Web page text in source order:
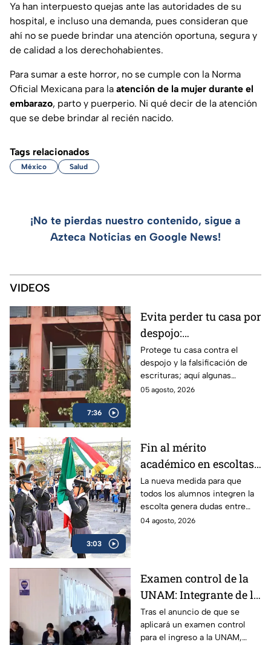
Ya han interpuesto quejas ante las autoridades de su
hospital, e incluso una demanda, pues consideran que
ahí no se puede brindar una atención oportuna, segura y
de calidad a los derechohabientes.
Para sumar a este horror, no se cumple con la Norma
Oficial Mexicana para la atención de la mujer durante el
embarazo, parto y puerperio. Ni qué decir de la atención
que se debe brindar al recién nacido.
Tags relacionados
México Salud
¡No te pierdas nuestro contenido, sigue a
Azteca Noticias en Google News!
VIDEOS
7:36
Evita perder tu casa por
despojo:
Recomendaciones
notariales para blindar
tu patrimonio en CDMX
Protege tu casa contra el
despojo y la falsificación de
escrituras; aquí algunas
recomendaciones de expertos
05 agosto, 2026
3:03
Fin al mérito
académico en escoltas
escolares: La nueva
medida de equidad que
divide a padres y
expertos
La nueva medida para que
todos los alumnos integren la
escolta genera dudas entre
padres y especialistas. Así
04 agosto, 2026
Examen control de la
UNAM: Integrante de la
Comisión Técnica
explica a quiénes se
Tras el anuncio de que se
aplicará un examen control
para el ingreso a la UNAM,